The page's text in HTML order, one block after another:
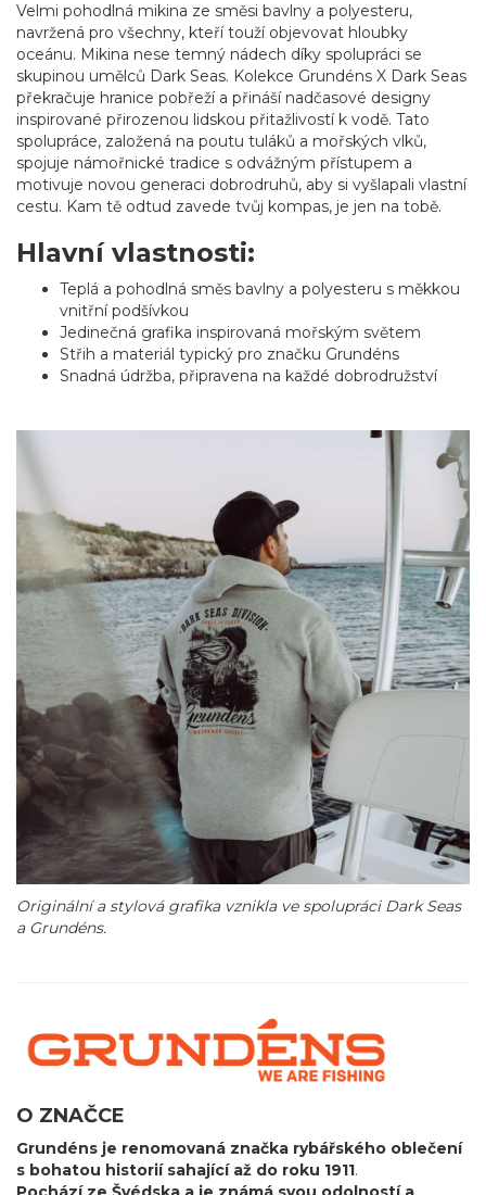
Velmi pohodlná mikina ze směsi bavlny a polyesteru,
navržená pro všechny, kteří touží objevovat hloubky
oceánu. Mikina nese temný nádech díky spolupráci se
skupinou umělců Dark Seas. Kolekce Grundéns X Dark Seas
překračuje hranice pobřeží a přináší nadčasové designy
inspirované přirozenou lidskou přitažlivostí k vodě. Tato
spolupráce, založená na poutu tuláků a mořských vlků,
spojuje námořnické tradice s odvážným přístupem a
motivuje novou generaci dobrodruhů, aby si vyšlapali vlastní
cestu. Kam tě odtud zavede tvůj kompas, je jen na tobě.
Hlavní vlastnosti:
Teplá a pohodlná směs bavlny a polyesteru s měkkou
vnitřní podšívkou
Jedinečná grafika inspirovaná mořským světem
Střih a materiál typický pro značku Grundéns
Snadná údržba, připravena na každé dobrodružství
Originální a stylová grafika vznikla ve spolupráci Dark Seas
a Grundéns.
O ZNAČCE
Grundéns je renomovaná značka rybářského oblečení
s bohatou historií sahající až do roku 1911.